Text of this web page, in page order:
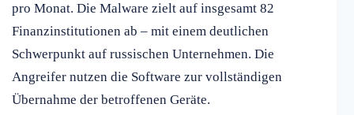
pro Monat. Die Malware zielt auf insgesamt 82
Finanzinstitutionen ab – mit einem deutlichen
Schwerpunkt auf russischen Unternehmen. Die
Angreifer nutzen die Software zur vollständigen
Übernahme der betroffenen Geräte.